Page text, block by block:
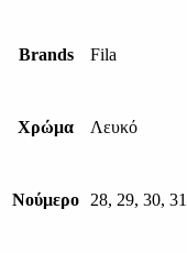
Brands Fila
Χρώμα Λευκό
Νούμερο 28, 29, 30,